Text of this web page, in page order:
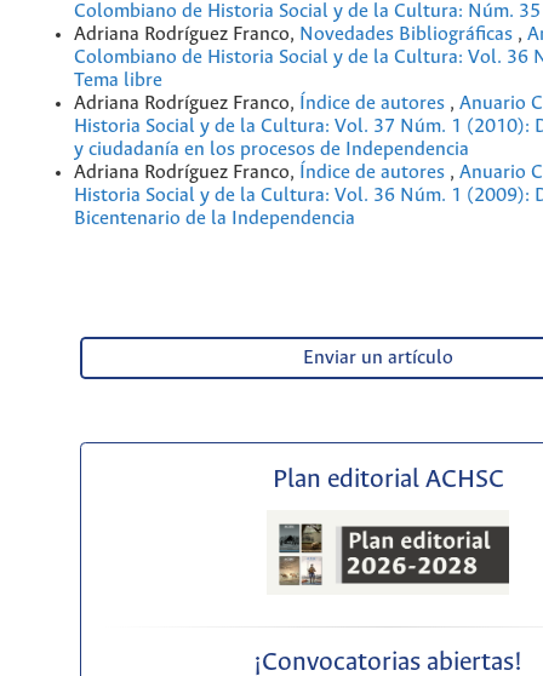
Colombiano de Historia Social y de la Cultura: Núm.
Adriana Rodríguez Franco, Novedades Bibliográficas ,
Colombiano de Historia Social y de la Cultura: Vol. 36
Tema libre
Adriana Rodríguez Franco,
Índice de autores , Anuario
Historia Social y de la Cultura: Vol. 37 Núm. 1 (2010):
y ciudadanía en los procesos de Independencia
Adriana Rodríguez Franco,
Índice de autores , Anuario
Historia Social y de la Cultura: Vol. 36 Núm. 1 (2009):
Bicentenario de la Independencia
Enviar un artículo
Plan editorial ACHSC
¡Convocatorias abiertas!